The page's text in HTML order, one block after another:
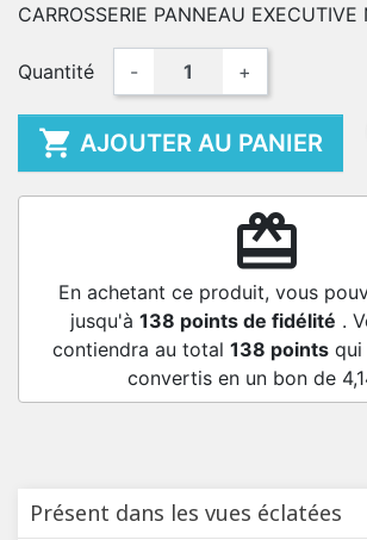
CARROSSERIE PANNEAU EXECUTIVE
Quantité - +
 AJOUTER AU PANIER
redeem
En achetant ce produit, vous
jusqu'à 138 points de fidélité .
contiendra au total 138 pointsqui
convertis en un bon de
Présent dans les vues éclatées